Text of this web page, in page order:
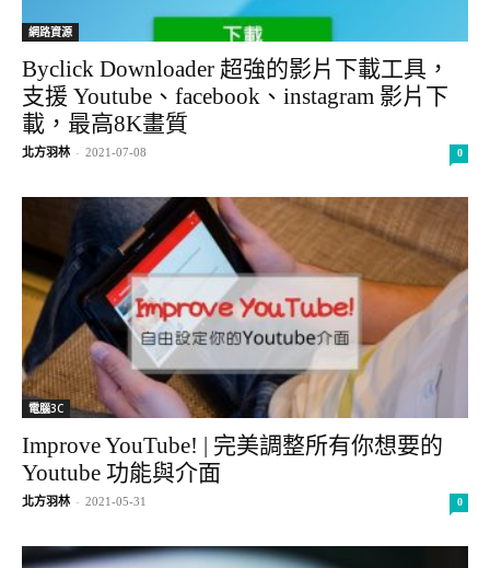
網路資源
Byclick Downloader 超強的影片下載工具，
支援 Youtube、facebook、instagram 影片下
載，最高8K畫質
北方羽林 - 2021-07-08 0
電腦3C
Improve YouTube! | 完美調整所有你想要的
Youtube 功能與介面
北方羽林 - 2021-05-31 0